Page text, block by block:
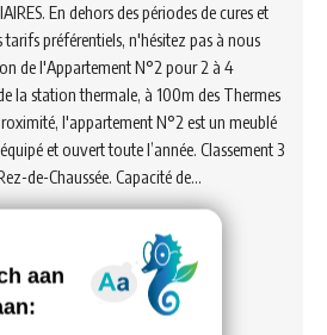
En dehors des périodes de cures et
préférentiels, n'hésitez pas à nous
de l'Appartement N°2 pour 2 à 4
la station thermale, à 100m des Thermes
l'appartement N°2 est un meublé
et ouvert toute l’année. Classement 3
de-Chaussée. Capacité de…
la Résidence du